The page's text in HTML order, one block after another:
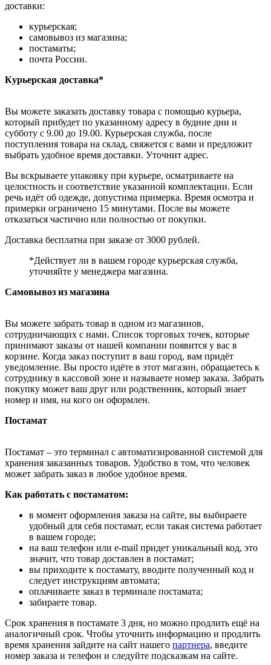
доставки:
курьерская;
самовывоз из магазина;
постаматы;
почта России.
Курьерская доставка*
Вы можете заказать доставку товара с помощью курьера,
который прибудет по указанному адресу в будние дни и
субботу с 9.00 до 19.00. Курьерская служба, после
поступления товара на склад, свяжется с вами и предложит
выбрать удобное время доставки. Уточнит адрес.
Вы вскрываете упаковку при курьере, осматриваете на
целостность и соответствие указанной комплектации. Если
речь идёт об одежде, допустима примерка. Время осмотра и
примерки ограничено 15 минутами. После вы можете
отказаться частично или полностью от покупки.
Доставка бесплатна при заказе от 3000 рублей.
*Действует ли в вашем городе курьерская служба,
уточняйте у менеджера магазина.
Самовывоз из магазина
Вы можете забрать товар в одном из магазинов,
сотрудничающих с нами. Список торговых точек, которые
принимают заказы от нашей компании появится у вас в
корзине. Когда заказ поступит в ваш город, вам придёт
уведомление. Вы просто идёте в этот магазин, обращаетесь к
сотруднику в кассовой зоне и называете номер заказа. Забрать
покупку может ваш друг или родственник, который знает
номер и имя, на кого он оформлен.
Постамат
Постамат – это терминал с автоматизированной системой для
хранения заказанных товаров. Удобство в том, что человек
может забрать заказ в любое удобное время.
Как работать с постаматом:
в момент оформления заказа на сайте, вы выбираете
удобный для себя постамат, если такая система работает
в вашем городе;
на ваш телефон или e-mail придет уникальный код, это
значит, что товар доставлен в постамат;
вы приходите к постамату, вводите полученный код и
следует инструкциям автомата;
оплачиваете заказ в терминале постамата;
забираете товар.
Срок хранения в постамате 3 дня, но можно продлить ещё на
аналогичный срок. Чтобы уточнить информацию и продлить
время хранения зайдите на сайт нашего партнера, введите
номер заказа и телефон и следуйте подсказкам на сайте.